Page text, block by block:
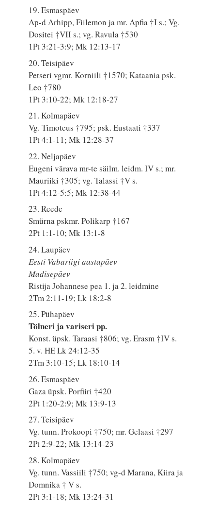
19. Esmaspäev
Ap-d Arhipp, Fiilemon ja mr. Apfia †I s.; Vg.
Dositei †VII s.; vg. Ravula †530
1Pt 3:21-3:9; Mk 12:13-17
20. Teisipäev
Petseri vgmr. Korniili †1570; Kataania psk.
Leo †780
1Pt 3:10-22; Mk 12:18-27
21. Kolmapäev
Vg. Timoteus †795; psk. Eustaati †337
1Pt 4:1-11; Mk 12:28-37
22. Neljapäev
Eugeni värava mr-te säilm. leidm. IV s.; mr.
Mauriiki †305; vg. Talassi †V s.
1Pt 4:12-5:5; Mk 12:38-44
23. Reede
Smürna pskmr. Polikarp †167
2Pt 1:1-10; Mk 13:1-8
24. Laupäev
Eesti Vabariigi aastapäev
Madisepäev
Ristija Johannese pea 1. ja 2. leidmine
2Tm 2:11-19; Lk 18:2-8
25. Pühapäev
Tölneri ja variseri pp.
Konst. üpsk. Taraasi †806; vg. Erasm †IV s.
5. v. HE Lk 24:12-35
2Tm 3:10-15; Lk 18:10-14
26. Esmaspäev
Gaza üpsk. Porfiiri †420
2Pt 1:20-2:9; Mk 13:9-13
27. Teisipäev
Vg. tunn. Prokoopi †750; mr. Gelaasi †297
2Pt 2:9-22; Mk 13:14-23
28. Kolmapäev
Vg. tunn. Vassiili †750; vg-d Marana, Kiira ja
Domnika † V s.
2Pt 3:1-18; Mk 13:24-31